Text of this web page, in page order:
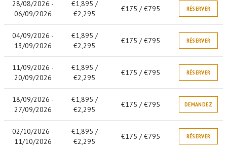
28/08/2026 -
06/09/2026
€1,895 /
€2,295
€175 / €795 RÉSERVER
04/09/2026 -
13/09/2026
€1,895 /
€2,295
€175 / €795 RÉSERVER
11/09/2026 -
20/09/2026
€1,895 /
€2,295
€175 / €795 RÉSERVER
18/09/2026 -
27/09/2026
€1,895 /
€2,295
€175 / €795 DEMANDEZ
02/10/2026 -
11/10/2026
€1,895 /
€2,295
€175 / €795 RÉSERVER